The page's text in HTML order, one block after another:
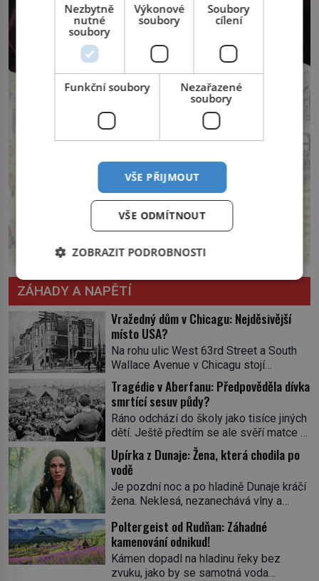
ZÁHADY A NAPĚTÍ
Vražedný dům v Chicagu: Nejděsivější
místo USA?
Na rohu ulic West 63rd Street a South
Wallace Avenue v Chicagu stojí
nenápadná pošta. Nemá žádný speciální
nápis ani pamětní desku. A přesto prý
místní zaměstnanci neradi chodí do
sklepa. Právě tady totiž sídlil sériový
vrah H. H. Holmes a také
nejpropracovanější past na lidi
v dějinách americké kriminalistiky.
Herman Webster Mudgett (1861–1896)
přijíždí […]
Tragédie v Aberfanu: Předpověděla dívka
smrtící sesuv půdy?
Ráno odchází do školy jako tisíce jiných
dětí. Ještě předtím se ale svěří matce s
podivným snem. Ve škole, kterou dobře
zná, tentokrát nevidí budovu ani
spolužáky. Místo nich se před ní tyčí
cosi temného. O několik hodin později je
mrtvá. Mohla devítiletá Zahlédla vlastní
osud? Dne 21. října 1966 se velšská
vesnice Aberfan […]
Upírka z Dunaje: Žena, která chodila po
vodě
Je pozdní noc a po hladině Dunaje kráčí
žena. Neklesá, nezanechává vlny a
pod ní byla dlažbou. Muž, který ji z
břehu pozoruje, ji údajně poznává, jenže
Ruža Vlajna má být v tu chvíli mrtvá celé
století. Vesnice Kisiljevo v
Poltergeist od Rudňan: Záhadné
kamenování odnikud!
Kámen dopadl na hladinu řeky bez
zvuku, jako by se samotná voda
Nezbytně
nutné
soubory
Výkonové
soubory
Soubory
cílení
Funkční soubory
Nezařazené
soubory
VŠE PŘIJMOUT
VŠE ODMÍTNOUT
ZOBRAZIT PODROBNOSTI